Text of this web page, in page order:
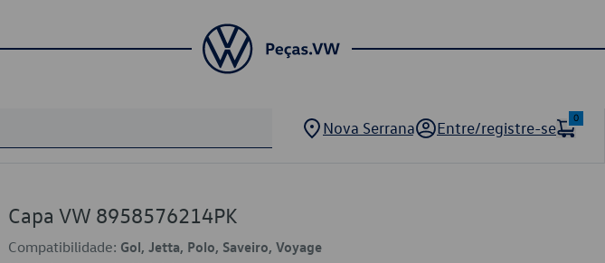
Nova Serrana Entre/registre-se
0
Capa VW 8958576214PK
Compatibilidade: Gol, Jetta, Polo, Saveiro, Voyage